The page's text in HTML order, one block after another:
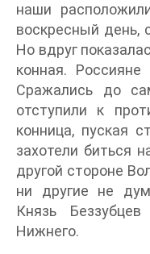
наши
воскресный день,
Но вдруг
конная. Россияне
Сражались до
отступили к
конница, пуская
захотели биться
другой стороне
ни другие не
Князь
Нижнего.